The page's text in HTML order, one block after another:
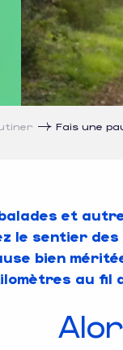
Fais une
et
le sentier
bien
au fil